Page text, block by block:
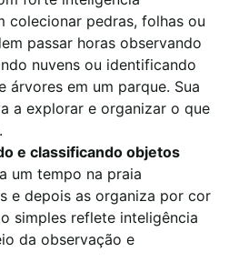
colecionar pedras, folhas ou
passar horas observando
nuvens ou identificando
árvores em um parque. Sua
a explorar e organizar o que
e classificando objetos
um tempo na praia
e depois as organiza por cor
simples reflete inteligência
da observação e